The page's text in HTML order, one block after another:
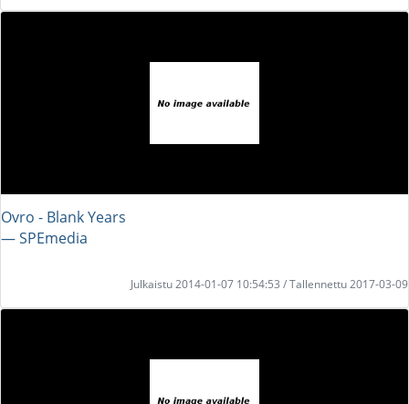
Ovro - Blank Years
― SPEmedia
Julkaistu 2014-01-07 10:54:53 / Tallennettu 2017-03-09